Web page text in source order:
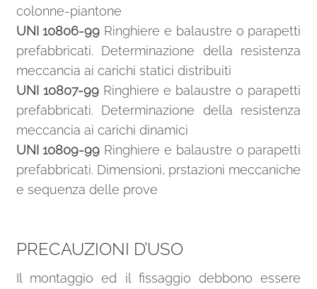
colonne-piantone
UNI 10806-99 Ringhiere e balaustre o parapetti
prefabbricati. Determinazione della resistenza
meccancia ai carichi statici distribuiti
UNI 10807-99Ringhiere e balaustre o parapetti
prefabbricati. Determinazione della resistenza
meccancia ai carichi dinamici
UNI 10809-99 Ringhiere e balaustre o parapetti
prefabbricati. Dimensioni, prstazioni meccaniche
e sequenza delle prove
PRECAUZIONI D’USO
Il montaggio ed il fissaggio debbono essere